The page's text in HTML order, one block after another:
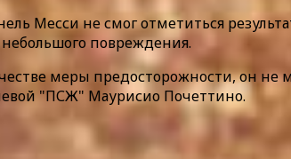
Месси не смог отметиться
повреждения.
меры предосторожности, он не
"ПСЖ" Маурисио Почеттино.